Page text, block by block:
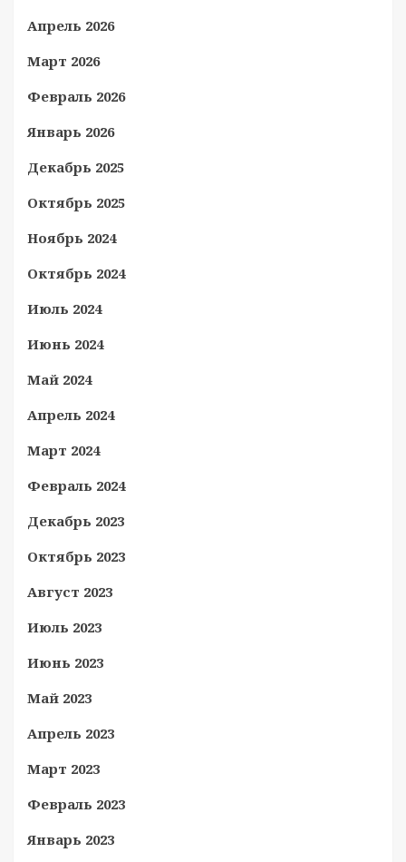
Апрель 2026
Март 2026
Февраль 2026
Январь 2026
Декабрь 2025
Октябрь 2025
Ноябрь 2024
Октябрь 2024
Июль 2024
Июнь 2024
Май 2024
Апрель 2024
Март 2024
Февраль 2024
Декабрь 2023
Октябрь 2023
Август 2023
Июль 2023
Июнь 2023
Май 2023
Апрель 2023
Март 2023
Февраль 2023
Январь 2023